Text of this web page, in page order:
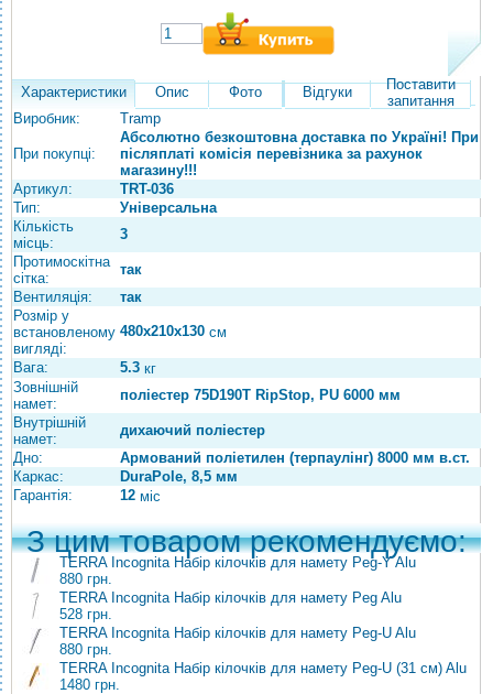
Характеристики Опис Фото Відгуки
Поставити
запитання
Виробник:
Tramp
При покупці:
Абсолютно безкоштовна доставка по Україні! При
післяплаті комісія перевізника за рахунок
магазину!!!
Артикул:
TRT-036
Тип:
Універсальна
Кількість
місць:
3
Протимоскітна
сітка:
так
Вентиляція:
так
Розмір у
встановленому
вигляді:
480х210х130 см
Вага: 5.3 кг
Зовнішній
намет:
поліестер 75D190T RipStop, PU 6000 мм
Внутрішній
намет:
дихаючий поліестер
Дно:
Армований поліетилен (терпаулінг) 8000 мм в.ст.
Каркас:
DuraPole, 8,5 мм
Гарантія:
12 міс
З цим товаром рекомендуємо:
TERRA Incognita Набір кілочків для намету Peg-Y Alu
880 грн.
TERRA Incognita Набір кілочків для намету Peg Alu
528 грн.
TERRA Incognita Набір кілочків для намету Peg-U Alu
880 грн.
TERRA Incognita Набір кілочків для намету Peg-U (31 см) Alu
1480 грн.